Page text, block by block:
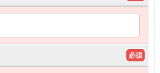
必須